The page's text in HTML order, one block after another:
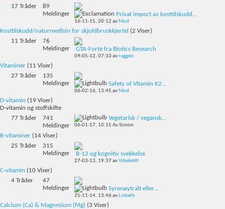
17 Tråder
89
Meldinger
Privat import av kosttilskudd...
16-11-15, 20:12 av Mod
Kosttilskudd/naturmedisin for skjoldbruskkjertel (2 Viser)
11 Tråder
76
Meldinger
GTA-Forte fra Biotics Research
09-05-12, 07:33 avraggen
Vitaminer (11 Viser)
27 Tråder
135
Meldinger
Safety of Vitamin K2...
06-02-16, 13:45 av Mod
D-vitamin (19 Viser)
D-vitamin og stoffskifte
77 Tråder
741
Meldinger
Vegetarisk / vegansk...
06-01-17, 10:15 Av Simon
B-vitaminer (14 Viser)
25 Tråder
315
Meldinger
B-12 og kognitiv svekkelse
27-03-13, 19:37avVibekeW
C-vitamin (10 Viser)
4 Tråder
47
Meldinger
Syrenøytralt eller...
25-11-14, 13:46av Lisbeth
Calcium (Ca) & Magnesium (Mg) (3 Viser)